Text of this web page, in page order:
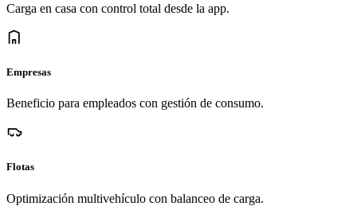
Carga en casa con control total desde la app.
Empresas
Beneficio para empleados con gestión de consumo.
Flotas
Optimización multivehículo con balanceo de carga.